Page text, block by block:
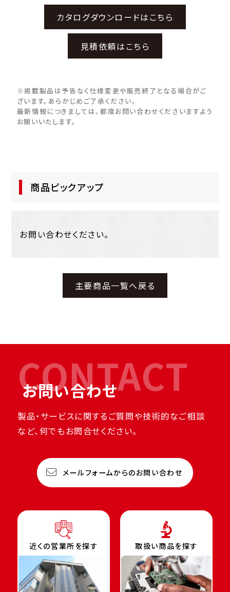
カタログダウンロードはこちら
見積依頼はこちら
※掲載製品は予告なく仕様変更や販売終了となる場合がご
ざいます。あらかじめご了承ください。
最新情報につきましては、都度お問い合わせくださいますよう
お願いいたします。
商品ピックアップ
お問い合わせください。
主要商品一覧へ戻る
CONTACT
お問い合わせ
製品・サービスに関するご質問や技術的なご相談
など、何でもお問合せください。
メールフォームからのお問い合わせ
近くの営業所を探す 取扱い商品を探す